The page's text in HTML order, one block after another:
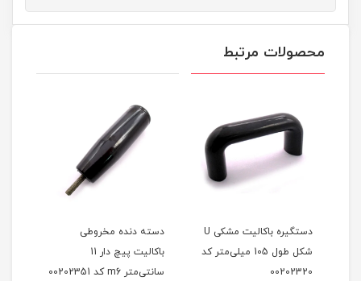
محصولات مرتبط
دستگیره باکالیت مشکی U
شکل طول 105 میلی‌متر کد
00202320
دسته دنده مخروطی
باکالیت پیچ دار 11
سانتی‌متر m6 کد 00202351